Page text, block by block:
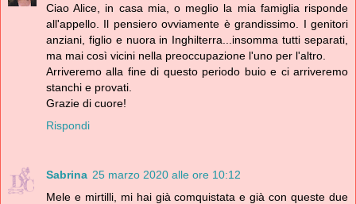
Ciao Alice, in casa mia, o meglio la mia famiglia risponde
all'appello. Il pensiero ovviamente è grandissimo. I genitori
anziani, figlio e nuora in Inghilterra...insomma tutti separati,
ma mai così vicini nella preoccupazione l'uno per l'altro.
Arriveremo alla fine di questo periodo buio e ci arriveremo
stanchi e provati.
Grazie di cuore!
Rispondi
Sabrina 25 marzo 2020 alle ore 10:12
Mele e mirtilli, mi hai già comquistata e già con queste due